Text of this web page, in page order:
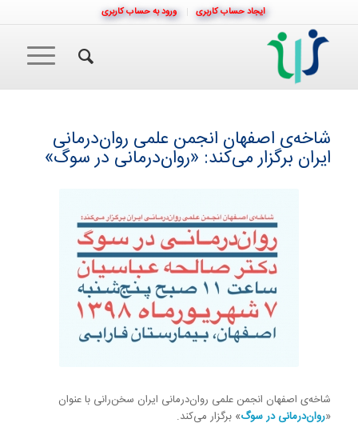
ایجاد حساب کاربری ورود به حساب کاربری
شاخه‌ی اصفهان انجمن علمی روان‌درمانی
ایران برگزار می‌کند: «روان‌درمانی در سوگ»
شاخه‌ی اصفهان انجمن علمی روان‌درمانی ایران سخن‌رانی با عنوان
«روان‌درمانی در سوگ» برگزار می‌کند.